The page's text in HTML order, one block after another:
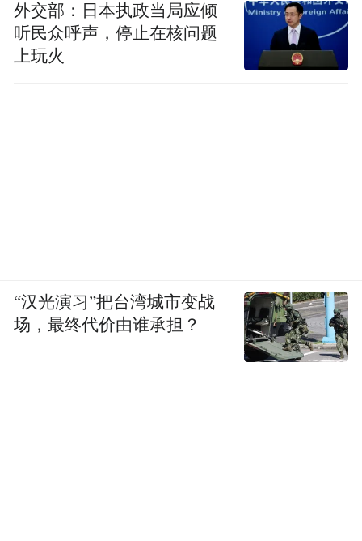
外交部：日本执政当局应倾
听民众呼声，停止在核问题
上玩火
“汉光演习”把台湾城市变战
场，最终代价由谁承担？